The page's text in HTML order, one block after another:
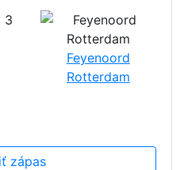
3
Feyenoord
Rotterdam
zápas